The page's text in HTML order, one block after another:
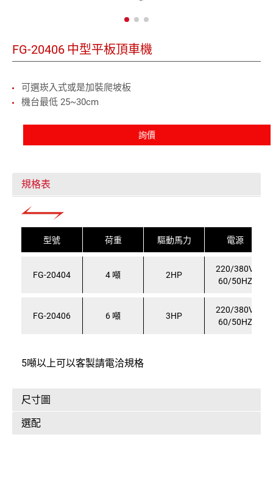
FG-20406 中型平板頂車機
可選崁入式或是加裝爬坡板
機台最低 25~30cm
詢價
規格表
型號 荷重 驅動馬力 電源
FG-20404 4 噸 2HP
220/380V
60/50HZ
FG-20406 6 噸 3HP
220/380V
60/50HZ
5噸以上可以客製請電洽規格
尺寸圖
選配